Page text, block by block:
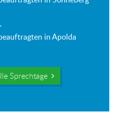
in Apolda
Sprechtage